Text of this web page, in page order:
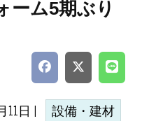
ーム5期ぶり
11日 | 設備・建材